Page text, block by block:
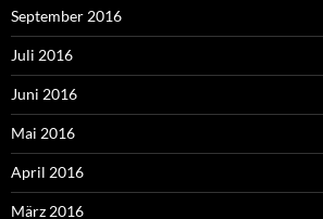
September 2016
Juli 2016
Juni 2016
Mai 2016
April 2016
März 2016